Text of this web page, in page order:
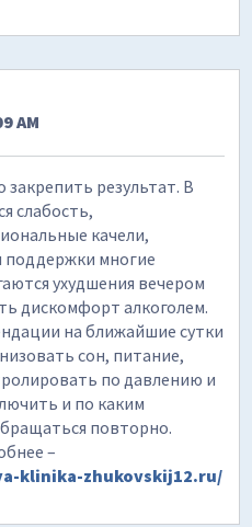
AM
результат. В
слабость,
качели,
поддержки многие
ухудшения вечером
дискомфорт алкоголем.
на ближайшие сутки
сон, питание,
по давлению и
и по каким
повторно.
–
klinika-zhukovskij12.ru/